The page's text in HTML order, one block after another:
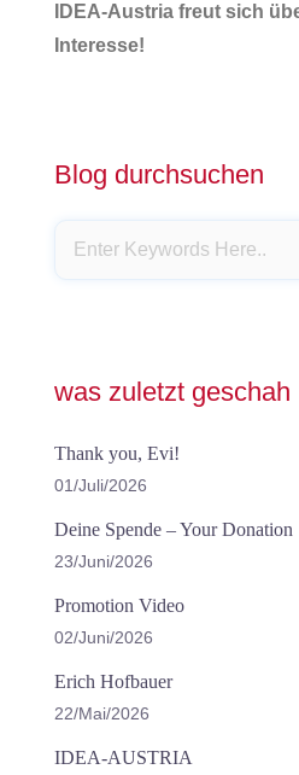
IDEA-Austria freut sich
Interesse!
Blog durchsuchen
was zuletzt geschah
Thank you, Evi!
01/Juli/2026
Deine Spende – Your Donation
23/Juni/2026
Promotion Video
02/Juni/2026
Erich Hofbauer
22/Mai/2026
IDEA-AUSTRIA